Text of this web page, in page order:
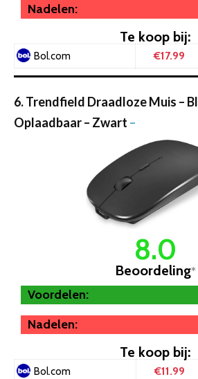
Nadelen:
Te koop bij:
Bol.com €17.99
6. Trendfield Draadloze Muis –
Oplaadbaar – Zwart –
8.0
Beoordeling*
Voordelen:
Nadelen:
Te koop bij:
Bol.com €11.99